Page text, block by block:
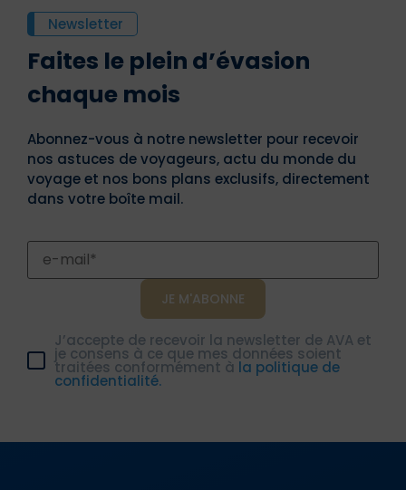
Newsletter
Faites le plein d’évasion
chaque mois
Abonnez-vous à notre newsletter pour recevoir
nos astuces de voyageurs, actu du monde du
voyage et nos bons plans exclusifs, directement
dans votre boîte mail.
J’accepte de recevoir la newsletter de AVA et
je consens à ce que mes données soient
traitées conformément à la politique de
confidentialité.